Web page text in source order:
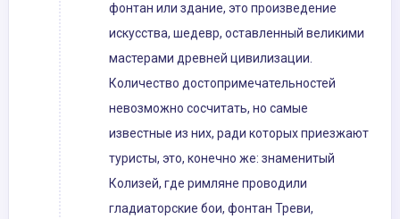
фонтан или здание, это произведение
искусства, шедевр, оставленный великими
мастерами древней цивилизации.
Количество достопримечательностей
невозможно сосчитать, но самые
известные из них, ради которых приезжают
туристы, это, конечно же: знаменитый
Колизей, где римляне проводили
гладиаторские бои, фонтан Треви,